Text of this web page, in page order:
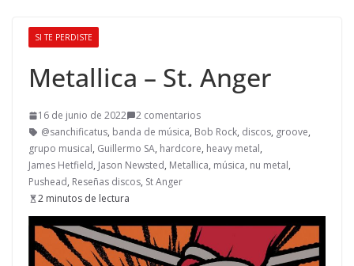
SI TE PERDISTE
Metallica – St. Anger
16 de junio de 2022
2 comentarios
@sanchificatus, banda de música, Bob Rock, discos, groove,
grupo musical, Guillermo SA, hardcore, heavy metal,
James Hetfield, Jason Newsted, Metallica, música, nu metal,
Pushead, Reseñas discos, St Anger
2 minutos de lectura